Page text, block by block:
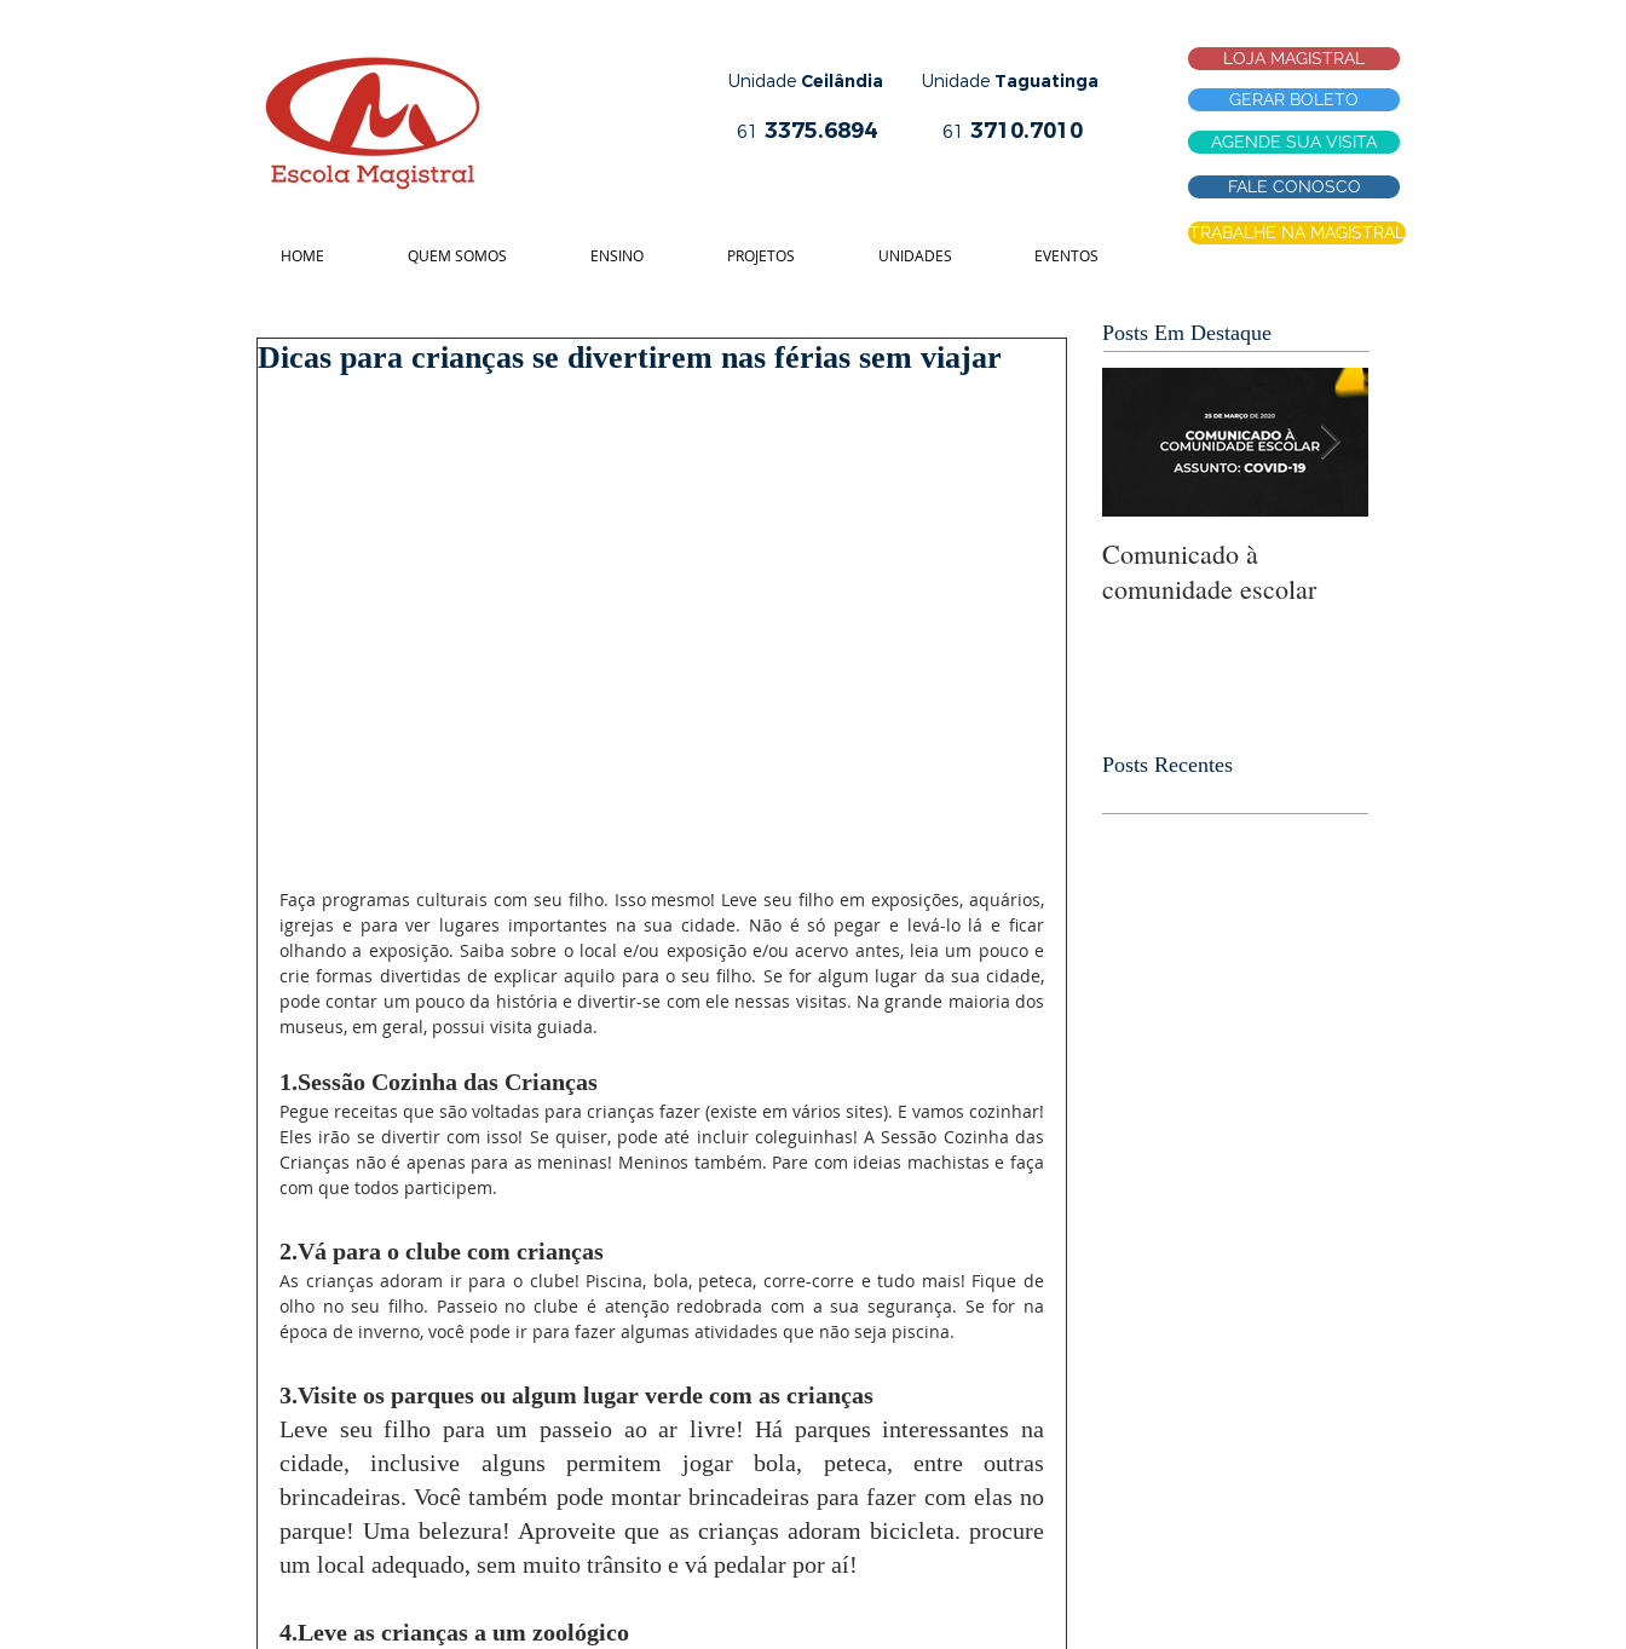
Unidade Ceilândia
61 3375.6894
Unidade Taguatinga
61 3710.7010
HOME QUEM SOMOS ENSINO PROJETOS UNIDADES EVENTOS
LOJA MAGISTRAL
GERAR BOLETO
AGENDE SUA VISITA
FALE CONOSCO
TRABALHE NA MAGISTRAL
Dicas para crianças se divertirem nas férias sem viajar
Faça programas culturais com seu filho. Isso mesmo! Leve seu filho em exposições, aquários,
igrejas e para ver lugares importantes na sua cidade. Não é só pegar e levá-lo lá e ficar
olhando a exposição. Saiba sobre o local e/ou exposição e/ou acervo antes, leia um pouco e
crie formas divertidas de explicar aquilo para o seu filho. Se for algum lugar da sua cidade,
pode contar um pouco da história e divertir-se com ele nessas visitas. Na grande maioria dos
museus, em geral, possui visita guiada.
1.Sessão Cozinha das Crianças
Pegue receitas que são voltadas para crianças fazer (existe em vários sites). E vamos cozinhar!
Eles irão se divertir com isso! Se quiser, pode até incluir coleguinhas! A Sessão Cozinha das
Crianças não é apenas para as meninas! Meninos também. Pare com ideias machistas e faça
com que todos participem.
2.Vá para o clube com crianças
As crianças adoram ir para o clube! Piscina, bola, peteca, corre-corre e tudo mais! Fique de
olho no seu filho. Passeio no clube é atenção redobrada com a sua segurança. Se for na
época de inverno, você pode ir para fazer algumas atividades que não seja piscina.
3.Visite os parques ou algum lugar verde com as crianças
Leve seu filho para um passeio ao ar livre! Há parques interessantes na
cidade, inclusive alguns permitem jogar bola, peteca, entre outras
brincadeiras. Você também pode montar brincadeiras para fazer com elas no
parque! Uma belezura! Aproveite que as crianças adoram bicicleta. procure
um local adequado, sem muito trânsito e vá pedalar por aí!
4.Leve as crianças a um zoológico
Posts Em Destaque
Comunicado à
comunidade escolar
Posts Recentes